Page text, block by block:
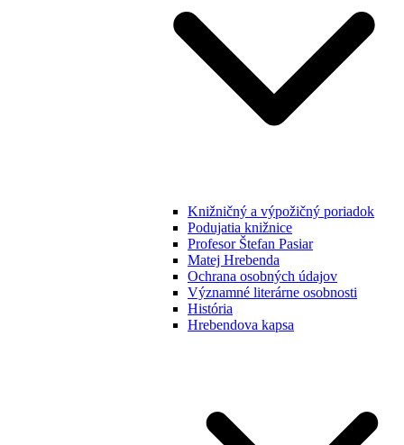
Knižničný a výpožičný poriadok
Podujatia knižnice
Profesor Štefan Pasiar
Matej Hrebenda
Ochrana osobných údajov
Významné literárne osobnosti
História
Hrebendova kapsa